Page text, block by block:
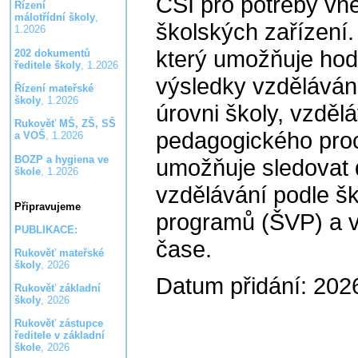
Řízení
málotřídní školy,
1.2026
202 dokumentů
ředitele školy, 1.2026
Řízení mateřské
školy, 1.2026
Rukověť MŠ, ZŠ, SŠ
a VOŠ, 1.2026
BOZP a hygiena ve
škole, 1.2026
Připravujeme
PUBLIKACE:
Rukověť mateřské
školy, 2026
Rukověť základní
školy, 2026
Rukověť zástupce
ředitele v základní
škole, 2026
školských
který umožňuje
výsledky
úrovni školy,
pedagogického
umožňuje
vzdělávání podle
programů (ŠVP) a
čase.
Datum přidání: